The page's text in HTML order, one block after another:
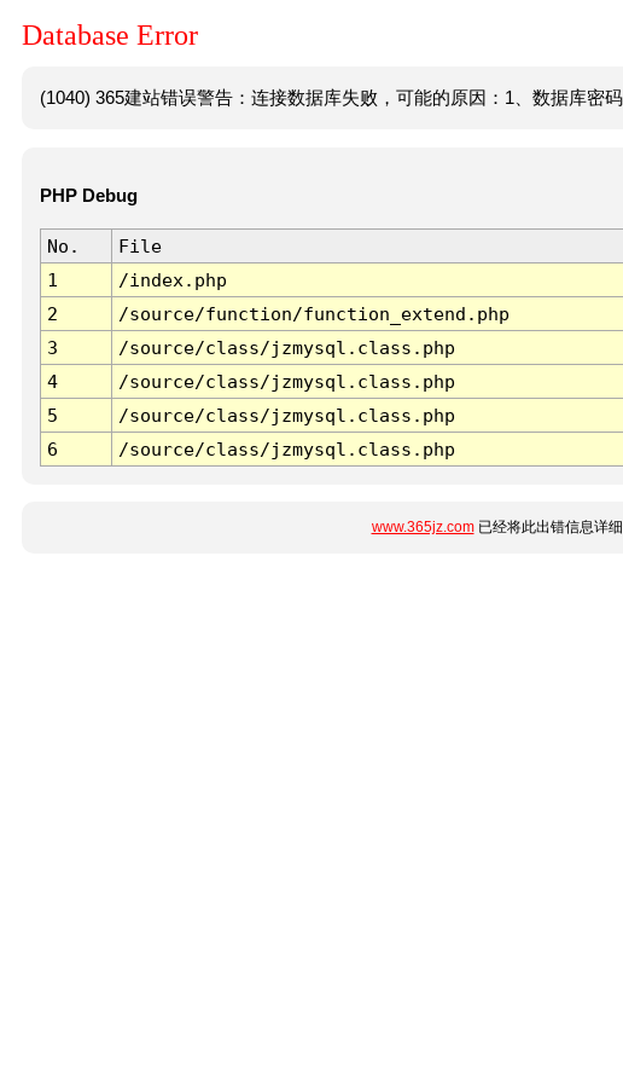
Database Error
(1040) 365建站错误警告：连接数据库失败，可能的原因：1、数据库密
PHP Debug
No. File
1
/index.php
2
/source/function/function_extend.php
3
/source/class/jzmysql.class.php
4
/source/class/jzmysql.class.php
5
/source/class/jzmysql.class.php
6
/source/class/jzmysql.class.php
www.365jz.com已经将此出错信息详